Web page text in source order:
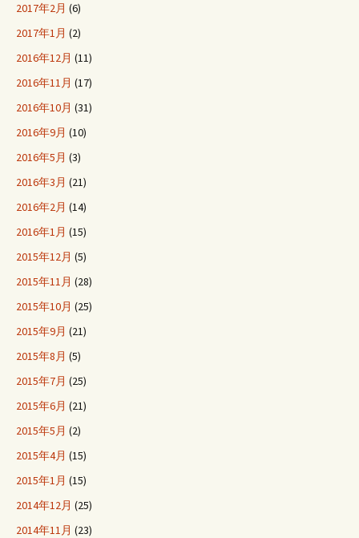
2017年2月 (6)
2017年1月 (2)
2016年12月 (11)
2016年11月 (17)
2016年10月 (31)
2016年9月 (10)
2016年5月 (3)
2016年3月 (21)
2016年2月 (14)
2016年1月 (15)
2015年12月 (5)
2015年11月 (28)
2015年10月 (25)
2015年9月 (21)
2015年8月 (5)
2015年7月 (25)
2015年6月 (21)
2015年5月 (2)
2015年4月 (15)
2015年1月 (15)
2014年12月 (25)
2014年11月 (23)